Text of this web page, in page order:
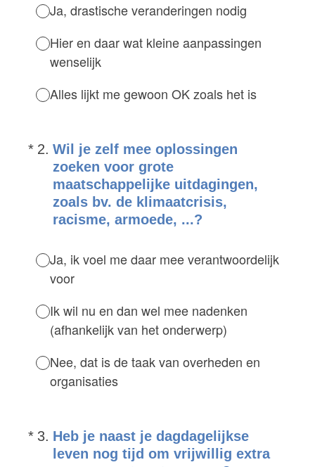
Ja, drastische veranderingen nodig
Hier en daar wat kleine aanpassingen
wenselijk
Alles lijkt me gewoon OK zoals het is
* 2. Wil je zelf mee oplossingen
zoeken voor grote
maatschappelijke uitdagingen,
zoals bv. de klimaatcrisis,
racisme, armoede, ...?
(Vereist.)
Ja, ik voel me daar mee verantwoordelijk
voor
Ik wil nu en dan wel mee nadenken
(afhankelijk van het onderwerp)
Nee, dat is de taak van overheden en
organisaties
* 3. Heb je naast je dagdagelijkse
leven nog tijd om vrijwillig extra
(Vereist.)